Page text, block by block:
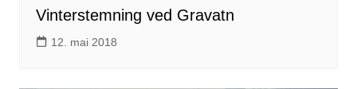
Vinterstemning ved Gravatn
12. mai 2018